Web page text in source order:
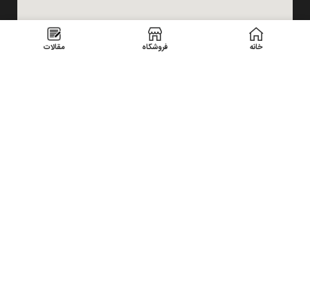
خانه فروشگاه مقالات